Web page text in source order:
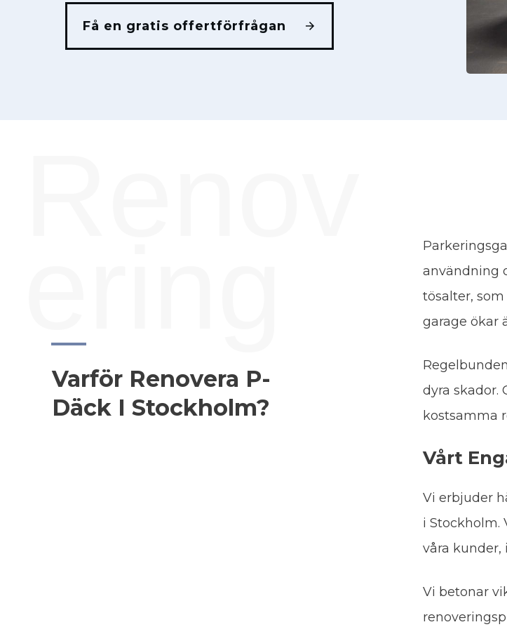
Få en gratis offertförfrågan
Varför Renovera P-
Däck I Stockholm?
användning
tösalter,
garage ökar
dyra skador.
kostsamma
Vårt
Vi erbjuder
i Stockholm.
våra kunder,
Vi betonar